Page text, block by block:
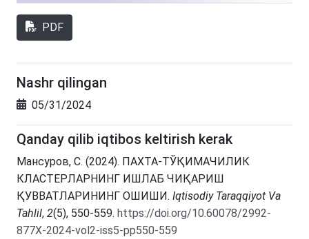
PDF
Nashr qilingan
05/31/2024
Qanday qilib iqtibos keltirish kerak
Мансуров, С. (2024). ПАХТА-ТЎҚИМАЧИЛИК
КЛАСТЕРЛАРНИНГ ИШЛАБ ЧИҚАРИШ
ҚУВВАТЛАРИНИНГ ОШИШИ. Iqtisodiy Taraqqiyot Va
Tahlil, 2(5), 550-559. https://doi.org/10.60078/2992-
877X-2024-vol2-iss5-pp550-559